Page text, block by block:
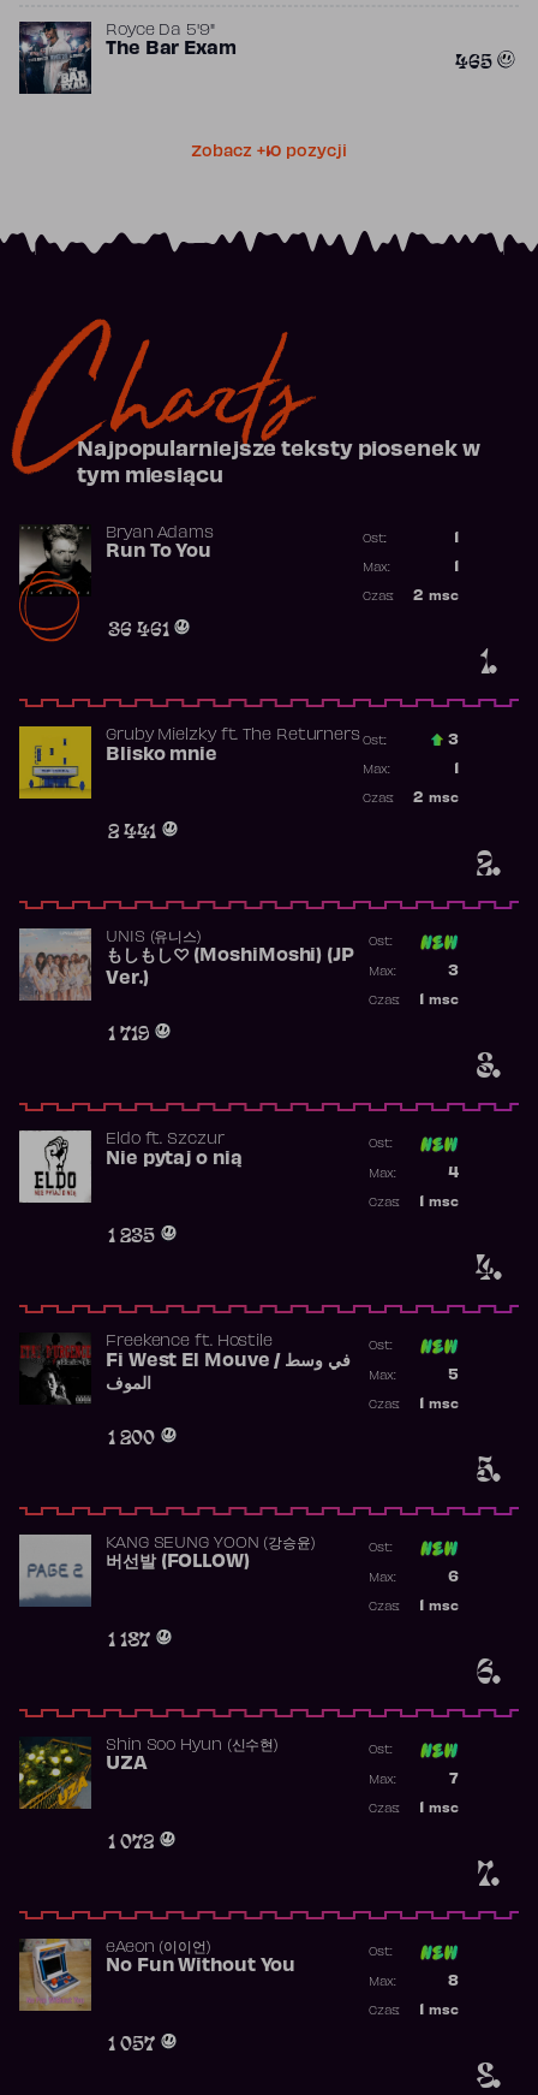
Royce Da 5'9"
The Bar Exam 465
Zobacz +10 pozycji
Charts
Najpopularniejsze teksty piosenek w
tym miesiącu
1.
Bryan Adams
Run To You
36 461
Ost.:
Max:
2 msc
Czas:
2.
Gruby Mielzkyft. The Returners
Blisko mnie
2 441
Ost.: 3
Max:
2 msc
Czas:
3.
UNIS (유니스)
もしもし♡ (MoshiMoshi) (JP
Ver.)
1 719
Ost:
3
Max:
msc
Czas:
4.
Eldoft. Szczur
Nie pytaj o nią
1 235
Ost:
4
Max:
msc
Czas:
5.
Freekence ft. Hostile
Fi West El Mouve / في وسط
الموف
1 200
Ost:
5
Max:
msc
Czas:
6.
KANG SEUNG YOON (강승윤)
버선발 (FOLLOW)
1 187
Ost:
6
Max:
msc
Czas:
7.
Shin Soo Hyun (신수현)
UZA
1 072
Ost:
7
Max:
msc
Czas:
8.
​eAeon (이이언)
No Fun Without You
1 057
Ost:
8
Max:
msc
Czas: